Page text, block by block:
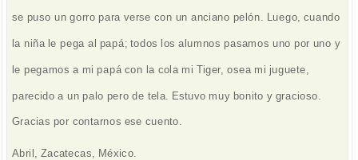
se puso un gorro para verse con un anciano pelón. Luego, cuando
la niña le pega al papá; todos los alumnos pasamos uno por uno y
le pegamos a mi papá con la cola mi Tiger, osea mi juguete,
parecido a un palo pero de tela. Estuvo muy bonito y gracioso.
Gracias por contarnos ese cuento.
Abril, Zacatecas, México.